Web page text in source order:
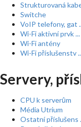
Strukturovaná
Switche
VoIP telefony, gat
Wi-Fi aktivní prvk ...
Wi-Fi antény
Wi-Fi příslušenstv
Servery,
CPU k serverům
Média Utrium
Ostatní příslušens